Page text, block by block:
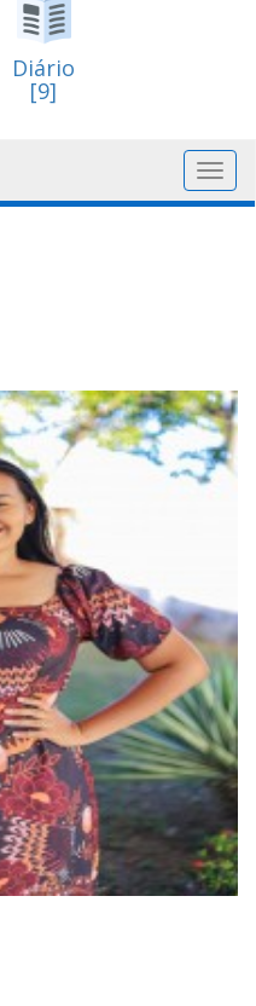
Diário
[9]